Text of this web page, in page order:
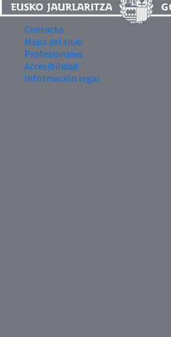
Contacto
Mapa del sitio
Profesionales
Accesibilidad
Información legal